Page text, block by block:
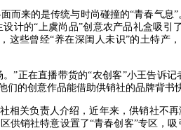
来的是传统与时尚碰撞的“青春气息”
计的“上虞尚品”创意农产品礼盒吸引
这些曾经“养在深闺人未识”的土特产
正在直播带货的“农创客”小王告诉记
的创意作品能借助供销社的品牌背书
关负责人介绍，近年来，供销社不再
供销社特意设置了“青春创客”专区，